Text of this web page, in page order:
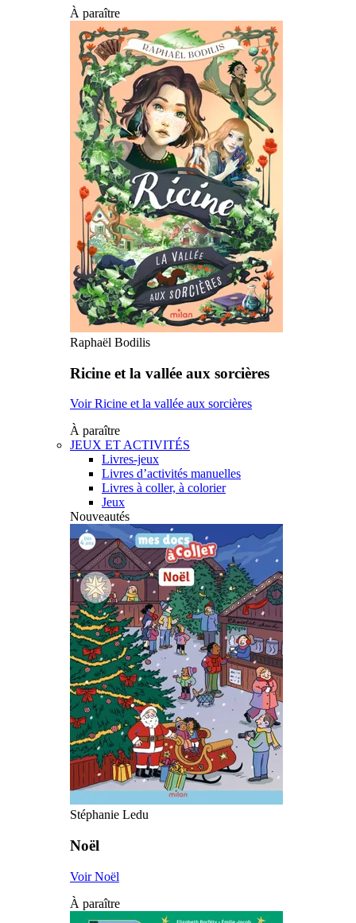
À paraître
Raphaël Bodilis
Ricine et la vallée aux sorcières
Voir Ricine et la vallée aux sorcières
À paraître
JEUX ET ACTIVITÉS
Livres-jeux
Livres d’activités manuelles
Livres à coller, à colorier
Jeux
Nouveautés
Stéphanie Ledu
Noël
Voir Noël
À paraître